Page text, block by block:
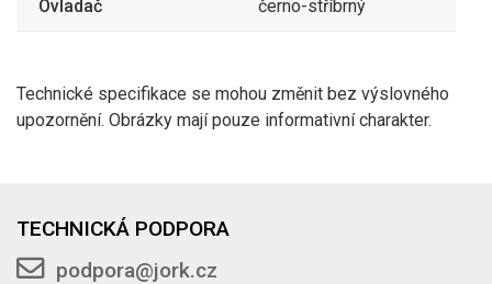
Ovladač černo-stříbrný
Technické specifikace se mohou změnit bez výslovného
upozornění. Obrázky mají pouze informativní charakter.
TECHNICKÁ PODPORA
podpora@jork.cz